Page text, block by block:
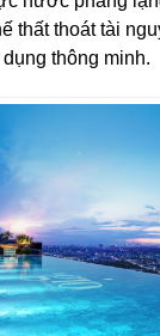
thất thoát tài
thông minh.